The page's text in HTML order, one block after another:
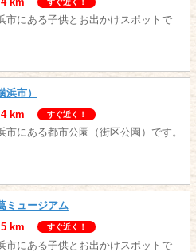
km
すぐ近く！
市にある子供とお出かけスポットで
浜市）
km
すぐ近く！
市にある都市公園（街区公園）です。
ミュージアム
km
すぐ近く！
市にある子供とお出かけスポットで